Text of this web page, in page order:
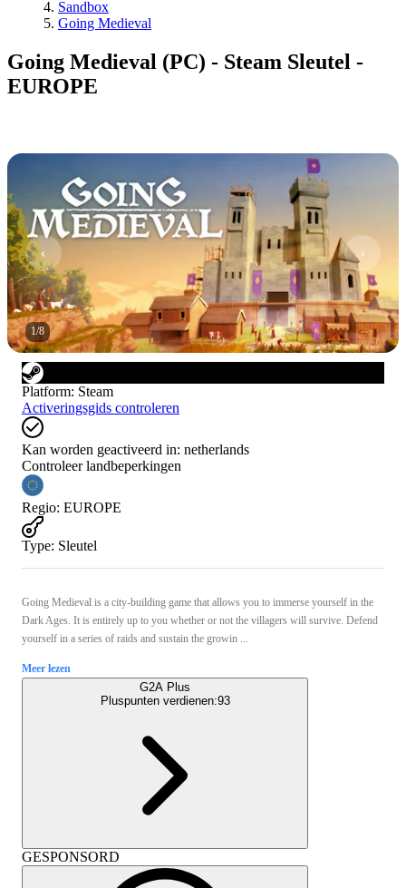
Sandbox
Going Medieval
Going Medieval (PC) - Steam Sleutel -
EUROPE
1/8
Platform: Steam
Activeringsgids controleren
Kan worden geactiveerd in: netherlands
Controleer landbeperkingen
Regio: EUROPE
Type: Sleutel
Going Medieval is a city-building game that allows you to immerse yourself in the
Dark Ages. It is entirely up to you whether or not the villagers will survive. Defend
yourself in a series of raids and sustain the growin ...
Meer lezen
G2A Plus
Pluspunten verdienen:93
GESPONSORD